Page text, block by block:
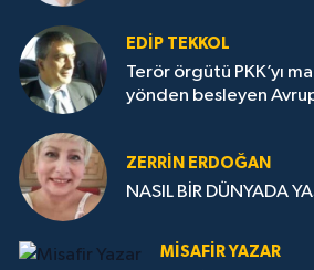
EDIP TEKKOL
Terör örgütü PKK’yı
yönden besleyen
ZERRIN ERDOĞAN
NASIL BİR DÜNYADA
MISAFIR YAZAR